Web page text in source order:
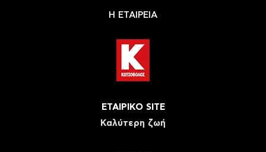
Η ΕΤΑΙΡΕΙΑ
ΕΤΑΙΡΙΚΟ SITE
Καλύτερη ζωή